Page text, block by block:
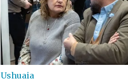
Ushuaia